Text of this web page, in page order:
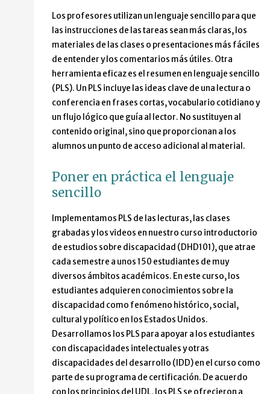
Los profesores utilizan un lenguaje sencillo para que
las instrucciones de las tareas sean más claras, los
materiales de las clases o presentaciones más fáciles
de entender y los comentarios más útiles. Otra
herramienta eficaz es el resumen en lenguaje sencillo
(PLS). Un PLS incluye las ideas clave de una lectura o
conferencia en frases cortas, vocabulario cotidiano y
un flujo lógico que guía al lector. No sustituyen al
contenido original, sino que proporcionan a los
alumnos un punto de acceso adicional al material.
Poner en práctica el lenguaje
sencillo
Implementamos PLS de las lecturas, las clases
grabadas y los videos en nuestro curso introductorio
de estudios sobre discapacidad (DHD101), que atrae
cada semestre a unos 150 estudiantes de muy
diversos ámbitos académicos. En este curso, los
estudiantes adquieren conocimientos sobre la
discapacidad como fenómeno histórico, social,
cultural y político en los Estados Unidos.
Desarrollamos los PLS para apoyar a los estudiantes
con discapacidades intelectuales y otras
discapacidades del desarrollo (IDD) en el curso como
parte de su programa de certificación. De acuerdo
con los principios del UDL, los PLS se ofrecieron a